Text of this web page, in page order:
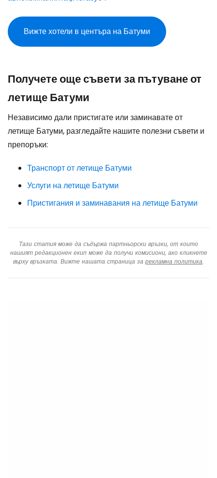
Вижте хотели в центъра на Батуми
Получете още съвети за пътуване от
летище Батуми
Независимо дали пристигате или заминавате от
летище Батуми, разгледайте нашите полезни съвети и
препоръки:
Транспорт от летище Батуми
Услуги на летище Батуми
Пристигания и заминавания на летище Батуми
Тази статия може да съдържа партньорски връзки, от които
нашият редакционен екип може да получи комисиони, ако кликнете
върху връзката. Вижте нашата страница за рекламна политика.